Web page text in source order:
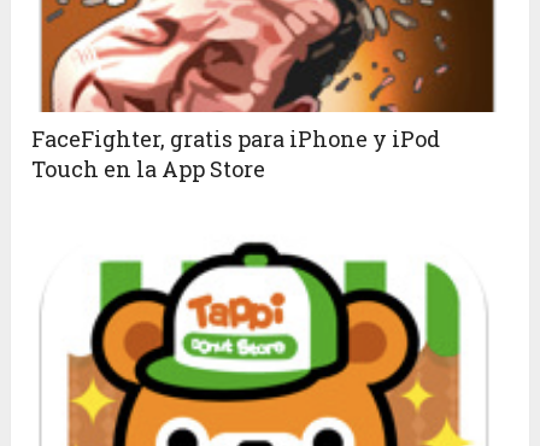
FaceFighter, gratis para iPhone y iPod
Touch en la App Store